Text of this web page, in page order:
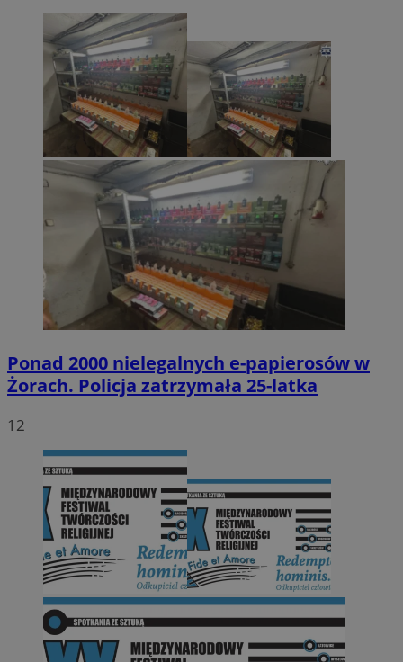
Ponad 2000 nielegalnych e-papierosów w
Żorach. Policja zatrzymała 25-latka
12